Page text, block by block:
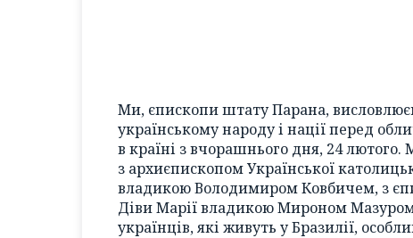
Ми, єпископи штату Парана,
українському народу і нації перед
в країні з вчорашнього дня, 24
з архиєпископом Української
владикою Володимиром Ковбичем, з
Діви Марії владикою Мироном
українців, які живуть у Бразилії,